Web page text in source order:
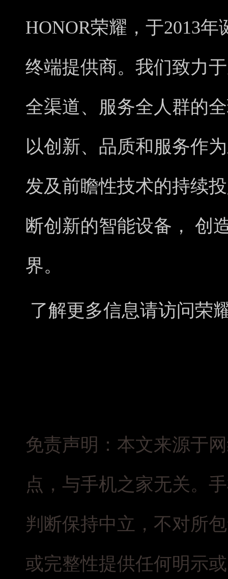
HONOR荣耀，于2013
终端提供商。我们致力
全渠道、服务全人群的
以创新、品质和服务作
发及前瞻性技术的持续
断创新的智能设备， 创
界。
了解更多信息请访问荣
免责声明：本文来源于
点，与手机之家无关。
判断保持中立，不对所
或完整性提供任何明示